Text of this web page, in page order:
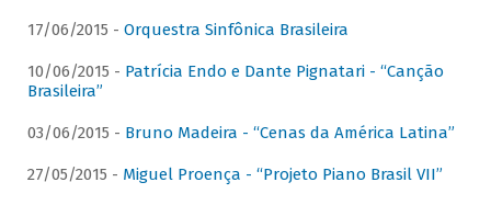
17/06/2015 - Orquestra Sinfônica Brasileira
10/06/2015 - Patrícia Endo e Dante Pignatari - “Canção
Brasileira”
03/06/2015 - Bruno Madeira - “Cenas da América Latina”
27/05/2015 - Miguel Proença - “Projeto Piano Brasil VII”